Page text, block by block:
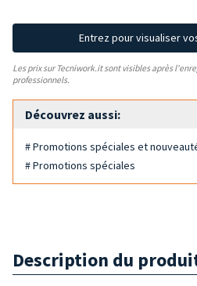
Entrez pour visualiser
Les prix sur Tecniwork.it sont visibles après
professionnels.
Découvrez aussi:
# Promotions spéciales et
# Promotions spéciales
Description du